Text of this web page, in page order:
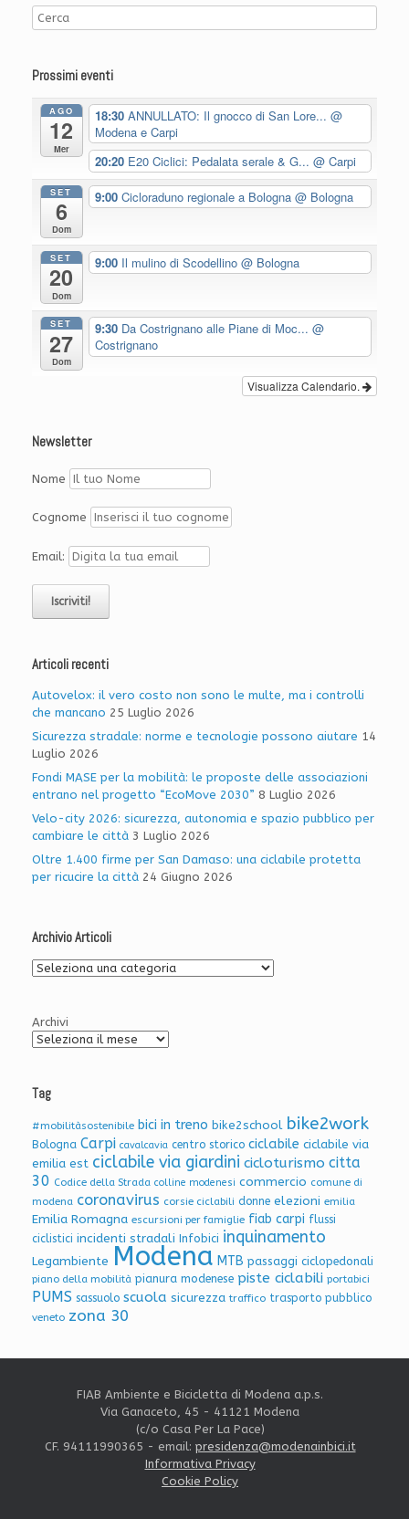
Prossimi eventi
AGO
12
Mer
18:30 ANNULLATO: Il gnocco di San Lore... @
Modena e Carpi
20:20 E20 Ciclici: Pedalata serale & G... @ Carpi
SET
6
Dom
9:00 Cicloraduno regionale a Bologna @ Bologna
SET
20
Dom
9:00 Il mulino di Scodellino @ Bologna
SET
27
Dom
9:30 Da Costrignano alle Piane di Moc... @
Costrignano
Visualizza Calendario.
Newsletter
Nome
Cognome
Email:
Articoli recenti
Autovelox: il vero costo non sono le multe, ma i controlli
che mancano 25 Luglio 2026
Sicurezza stradale: norme e tecnologie possono aiutare 14
Luglio 2026
Fondi MASE per la mobilità: le proposte delle associazioni
entrano nel progetto “EcoMove 2030” 8 Luglio 2026
Velo-city 2026: sicurezza, autonomia e spazio pubblico per
cambiare le città 3 Luglio 2026
Oltre 1.400 firme per San Damaso: una ciclabile protetta
per ricucire la città 24 Giugno 2026
Archivio Articoli
Archivio
Archivi
Tag
#mobilitàsostenibile bici in treno bike2school bike2work
Bologna Carpi cavalcavia centro storico ciclabile ciclabile via
emilia est ciclabile via giardini cicloturismo citta
30 Codice della Strada colline modenesi commercio comune di
modena coronavirus corsie ciclabili donne elezioni emilia
Emilia Romagna escursioni per famiglie fiab carpi flussi
ciclistici incidenti stradali Infobici inquinamento
Legambiente Modena MTB passaggi ciclopedonali
piano della mobilità pianura modenese piste ciclabili portabici
PUMS sassuolo scuola sicurezza traffico trasporto pubblico
veneto zona 30
FIAB Ambiente e Bicicletta di Modena a.p.s.
Via Ganaceto, 45 - 41121 Modena
(c/o Casa Per La Pace)
CF. 94111990365 - email: presidenza@modenainbici.it
Informativa Privacy
Cookie Policy